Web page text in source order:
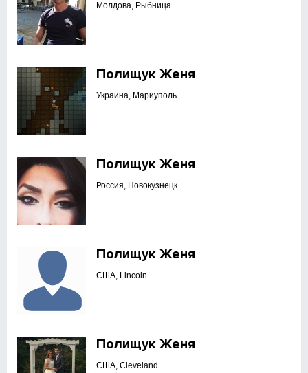
Молдова, Рыбница
Полищук Женя
Украина, Мариуполь
Полищук Женя
Россия, Новокузнецк
Полищук Женя
США, Lincoln
Полищук Женя
США, Cleveland